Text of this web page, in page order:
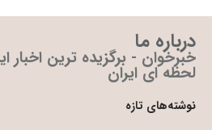
درباره ما
خبرخوان - برگزیده ترین اخبار
لحظه ای ایران
نوشته‌های تازه